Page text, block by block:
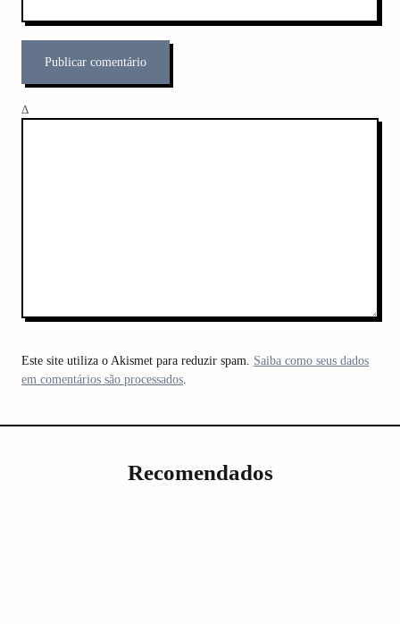
Δ
Este site utiliza o Akismet para reduzir spam. Saiba como seus dados
em comentários são processados
Recomendados